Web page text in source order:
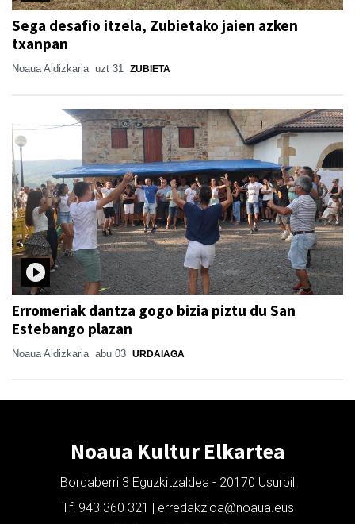
Sega desafio itzela, Zubietako jaien azken
txanpan
Noaua Aldizkaria uzt 31 ZUBIETA
Erromeriak dantza gogo bizia piztu du San
Estebango plazan
Noaua Aldizkaria abu 03 URDAIAGA
Noaua Kultur Elkartea
Bordaberri 3 Eguzkitzaldea - 20170 Usurbil
Tf: 943 360 321 | erredakzioa@noaua.eus